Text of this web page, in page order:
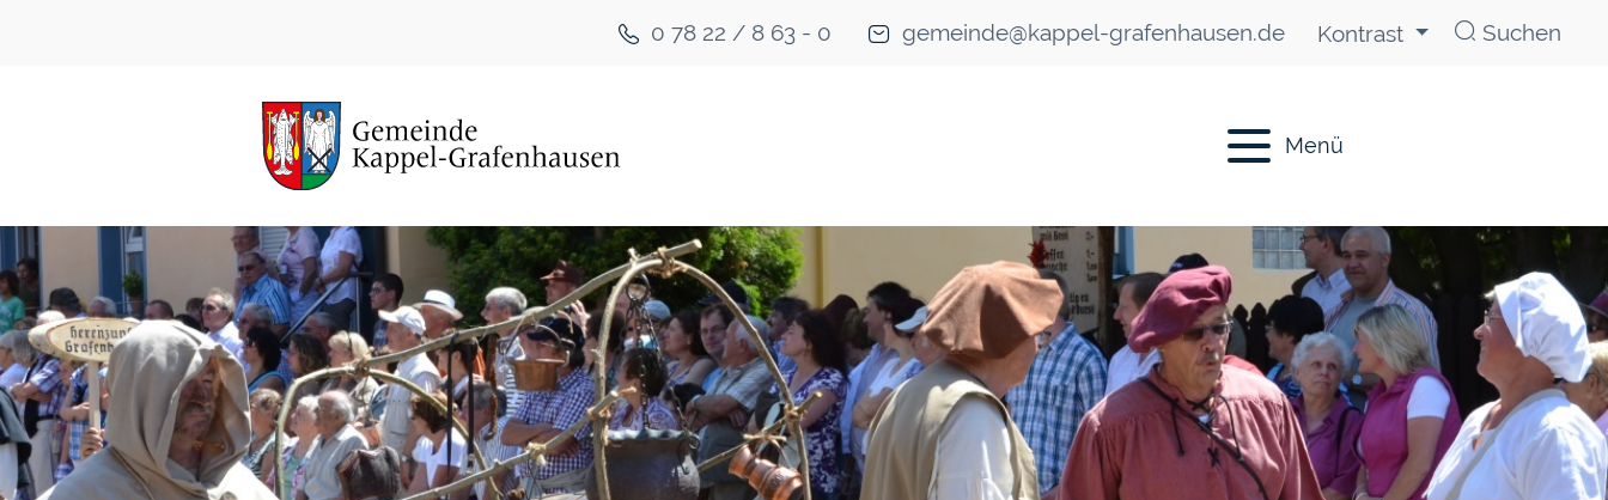
0 78 22 / 8 63 - 0 gemeinde@kappel-grafenhausen.de Kontrast Suchen
Menü